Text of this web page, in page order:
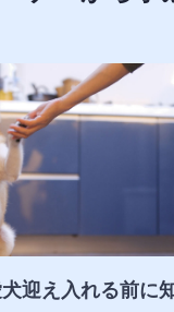
迎え入れる前に